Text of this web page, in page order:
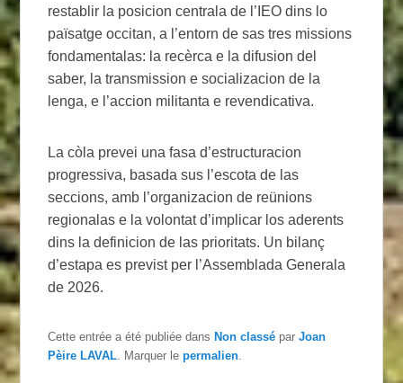
restablir la posicion centrala de l’IEO dins lo
païsatge occitan, a l’entorn de sas tres missions
fondamentalas: la recèrca e la difusion del
saber, la transmission e socializacion de la
lenga, e l’accion militanta e revendicativa.
La còla prevei una fasa d’estructuracion
progressiva, basada sus l’escota de las
seccions, amb l’organizacion de reünions
regionalas e la volontat d’implicar los aderents
dins la definicion de las prioritats. Un bilanç
d’estapa es previst per l’Assemblada Generala
de 2026.
Cette entrée a été publiée dans Non classé parJoan
Pèire LAVAL. Marquer lepermalien.